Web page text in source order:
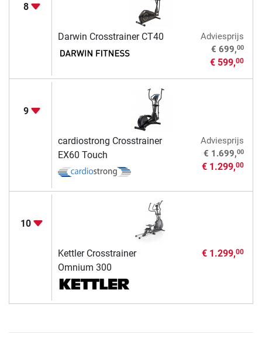
8
Darwin Crosstrainer CT40
Adviesprijs
€ 699,00
€ 599,00
9
cardiostrong Crosstrainer
EX60 Touch
Adviesprijs
€ 1.699,00
€ 1.299,00
10
Kettler Crosstrainer
Omnium 300
€ 1.299,00